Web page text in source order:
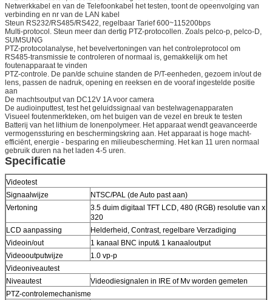
Netwerkkabel en van de Telefoonkabel het testen, toont de opeenvolging van
verbinding en nr van de LAN kabel
Steun RS232/RS485/RS422, regelbaar Tarief 600~115200bps
Multi-protocol. Steun meer dan dertig PTZ-protocollen. Zoals pelco-p, pelco-D,
SUMSUNG
PTZ-protocolanalyse, het bevelvertoningen van het controleprotocol om
RS485-transmissie te controleren of normaal is, gemakkelijk om het
foutenapparaat te vinden
PTZ-controle. De pan/de schuine standen de P/T-eenheden, gezoem in/out de
lens, passen de nadruk, opening en reeksen en de vooraf ingestelde positie
aan
De machtsoutput van DC12V 1A voor camera
De audioinputtest, test het geluidssignaal van bestelwagenapparaten
Visueel foutenmerkteken, om het buigen van de vezel en breuk te testen
Batterij van het lithium de Ionenpolymeer. Het apparaat wendt geavanceerde
vermogenssturing en beschermingskring aan. Het apparaat is hoge macht-
efficiënt, energie - besparing en milieubescherming. Het kan 11 uren normaal
gebruik duren na het laden 4-5 uren.
Specificatie
Videotest
Signaalwijze
NTSC/PAL (de Auto past aan)
Vertoning
3.5 duim digitaal TFT LCD, 480 (RGB) resolutie van x
320
LCD aanpassing
Helderheid, Contrast, regelbare Verzadiging
Videoin/out
1 kanaal BNC input& 1 kanaaloutput
Videooutputwijze
1.0 vp-p
Videoniveautest
Niveautest
Videodiesignalen in IRE of Mv worden gemeten
PTZ-controlemechanisme